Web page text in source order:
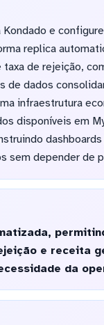
e
replica
de rejeição,
de dados
infraestrutura
disponíveis em
sem depender de
e receita
da